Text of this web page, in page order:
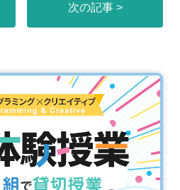
次の記事 >